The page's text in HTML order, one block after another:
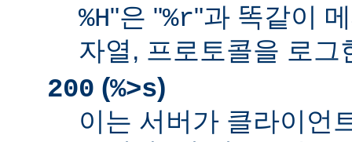
%H"은 "%r"과 똑같이
자열, 프로토콜을 로그
200 (%>s)
이는 서버가 클라이언